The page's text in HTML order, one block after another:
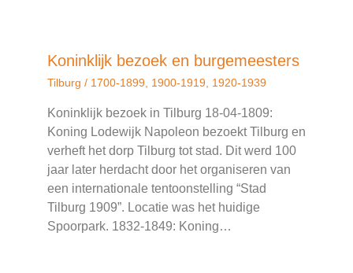
Koninklijk bezoek en burgemeesters
Tilburg / 1700-1899 1900-1919 1920-1939
Koninklijk bezoek in Tilburg 18-04-1809:
Koning Lodewijk Napoleon bezoekt Tilburg en
verheft het dorp Tilburg tot stad. Dit werd 100
jaar later herdacht door het organiseren van
een internationale tentoonstelling “Stad
Tilburg 1909”. Locatie was het huidige
Spoorpark. 1832-1849: Koning…